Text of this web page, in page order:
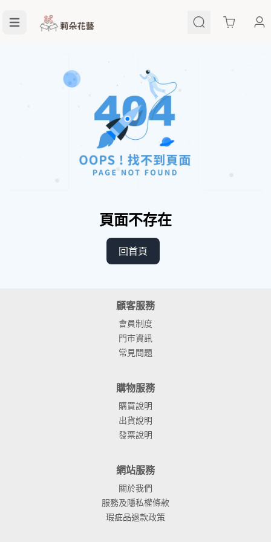
Cart
頁面不存在
回首頁
顧客服務
會員制度
門市資訊
常見問題
購物服務
購買說明
出貨說明
發票說明
網站服務
關於我們
服務及隱私權條款
瑕疵品退款政策